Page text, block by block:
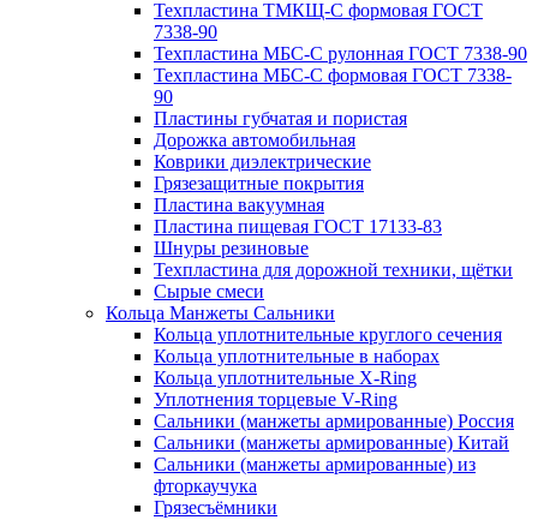
Техпластина ТМКЩ-С формовая ГОСТ
7338-90
Техпластина МБС-С рулонная ГОСТ 7338-90
Техпластина МБС-С формовая ГОСТ 7338-
90
Пластины губчатая и пористая
Дорожка автомобильная
Коврики диэлектрические
Грязезащитные покрытия
Пластина вакуумная
Пластина пищевая ГОСТ 17133-83
Шнуры резиновые
Техпластина для дорожной техники, щётки
Сырые смеси
Кольца Манжеты Сальники
Кольца уплотнительные круглого сечения
Кольца уплотнительные в наборах
Кольца уплотнительные Х-Ring
Уплотнения торцевые V-Ring
Сальники (манжеты армированные) Россия
Сальники (манжеты армированные) Китай
Сальники (манжеты армированные) из
фторкаучука
Грязесъёмники